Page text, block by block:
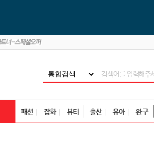
패션 잡화 뷰티 출산 유아 완구